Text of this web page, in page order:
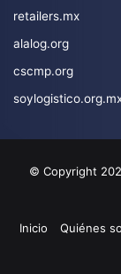
retailers.mx
alalog.org
cscmp.org
© Copyright
Inicio
Quiénes